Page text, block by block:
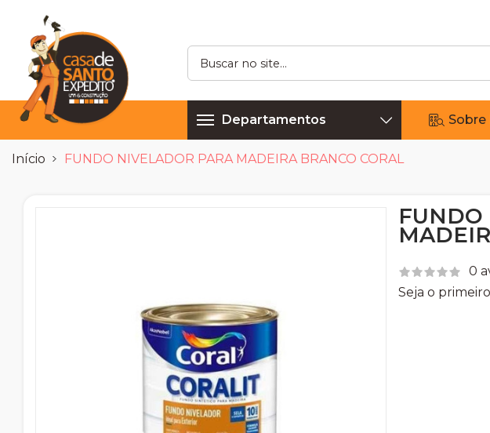
Departamentos Sobre
Início FUNDO NIVELADOR PARA MADEIRA BRANCO CORAL
FUNDO
0
Seja o